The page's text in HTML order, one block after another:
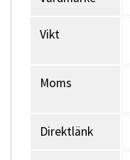
Vikt
Moms
Direktlänk